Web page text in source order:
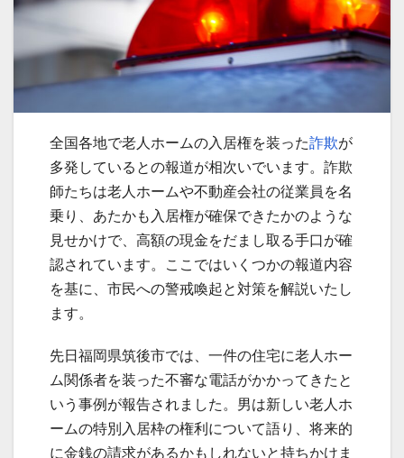
全国各地で老人ホームの入居権を装った詐欺が
多発しているとの報道が相次いでいます。詐欺
師たちは老人ホームや不動産会社の従業員を名
乗り、あたかも入居権が確保できたかのような
見せかけで、高額の現金をだまし取る手口が確
認されています。ここではいくつかの報道内容
を基に、市民への警戒喚起と対策を解説いたし
ます。
先日福岡県筑後市では、一件の住宅に老人ホー
ム関係者を装った不審な電話がかかってきたと
いう事例が報告されました。男は新しい老人ホ
ームの特別入居枠の権利について語り、将来的
に金銭の請求があるかもしれないと持ちかけま